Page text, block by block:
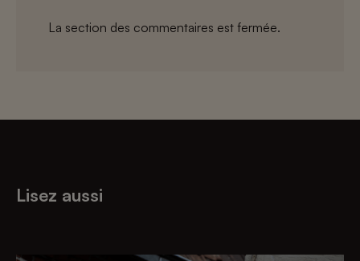
La section des commentaires est fermée.
Lisez aussi